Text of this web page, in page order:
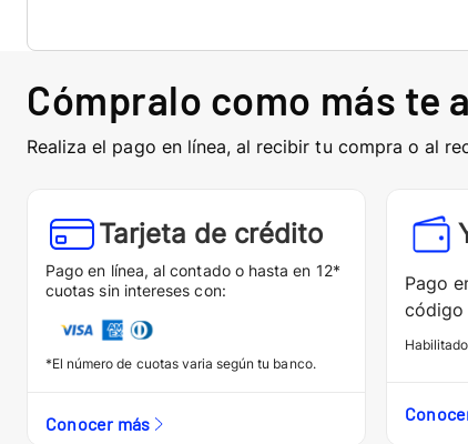
Cómpralo como más te
Realiza el pago en línea, al recibir tu compra o al
Tarjeta de crédito
Pago en línea, al contado o hasta en 12*
cuotas sin intereses con:
*El número de cuotas varia según tu banco.
Conocer más
Pago
código